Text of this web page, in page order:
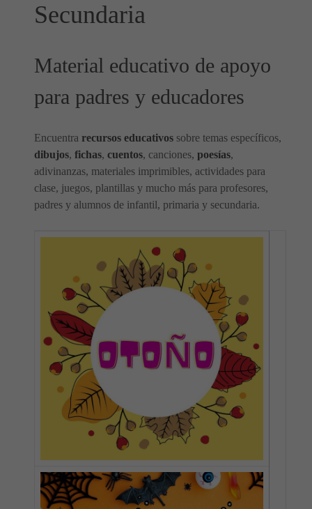
Secundaria
Material educativo de apoyo
para padres y educadores
Encuentra recursos educativos sobre temas específicos,
dibujos, fichas, cuentos, canciones, poesías,
adivinanzas, materiales imprimibles, actividades para
clase, juegos, plantillas y mucho más para profesores,
padres y alumnos de infantil, primaria y secundaria.